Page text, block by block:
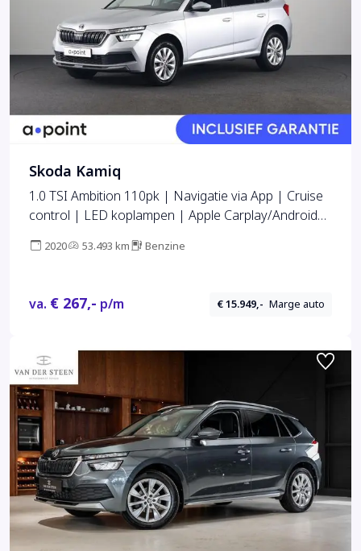
Skoda Kamiq
1.0 TSI Ambition 110pk | Navigatie via App | Cruise
control | LED koplampen | Apple Carplay/Android
Parkeersensoren achter | Cruise controle
2020 53.493 km Benzine
va. € 267,- p/m € 15.949,- Marge auto